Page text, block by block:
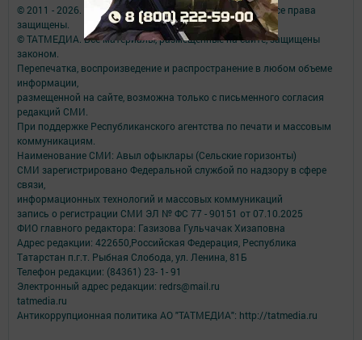
© 2011 - 2026. Авыл офыклары (Сельские горизонты). Все права
защищены.
© ТАТМЕДИА. Все материалы, размещенные на сайте, защищены
законом.
Перепечатка, воспроизведение и распространение в любом объеме
информации,
размещенной на сайте, возможна только с письменного согласия
редакций СМИ.
При поддержке Республиканского агентства по печати и массовым
коммуникациям.
Наименование СМИ: Авыл офыклары (Сельские горизонты)
СМИ зарегистрировано Федеральной службой по надзору в сфере
связи,
информационных технологий и массовых коммуникаций
запись о регистрации СМИ ЭЛ № ФС 77 - 90151 от 07.10.2025
ФИО главного редактора: Газизова Гульчачак Хизаповна
Адрес редакции: 422650,Российская Федерация, Республика
Татарстан п.г.т. Рыбная Слобода, ул. Ленина, 81Б
Телефон редакции: (84361) 23- 1- 91
Электронный адрес редакции: redrs@mail.ru
tatmedia.ru
Антикоррупционная политика АО "ТАТМЕДИА": http://tatmedia.ru